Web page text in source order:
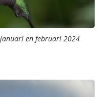
januari en februari 2024